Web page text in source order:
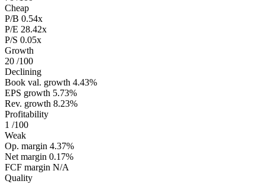
Cheap
P/B 0.54x
P/E 28.42x
P/S 0.05x
Growth
20 /100
Declining
Book val. growth 4.43%
EPS growth 5.73%
Rev. growth 8.23%
Profitability
1 /100
Weak
Op. margin 4.37%
Net margin 0.17%
FCF margin N/A
Quality